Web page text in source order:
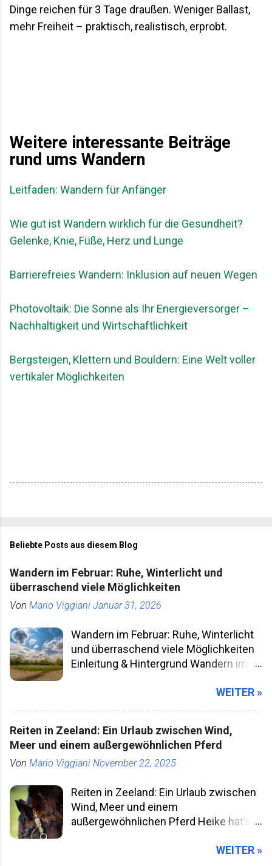
Dinge reichen für 3 Tage draußen. Weniger Ballast,
mehr Freiheit – praktisch, realistisch, erprobt.
Weitere interessante Beiträge
rund ums Wandern
Leitfaden: Wandern für Anfänger
Wie gut ist Wandern wirklich für die Gesundheit?
Gelenke, Knie, Füße, Herz und Lunge
Barrierefreies Wandern: Inklusion auf neuen Wegen
Photovoltaik: Die Sonne als Ihr Energieversorger –
Nachhaltigkeit und Wirtschaftlichkeit
Bergsteigen, Klettern und Bouldern: Eine Welt voller
vertikaler Möglichkeiten
Beliebte Posts aus diesem Blog
Wandern im Februar: Ruhe, Winterlicht und
überraschend viele Möglichkeiten
Von Mario Viggiani Januar 31, 2026
Wandern im Februar: Ruhe, Winterlicht
und überraschend viele Möglichkeiten
Einleitung & Hintergrund Wandern im
Fingern, kurzen Tagen und Wegen, die
Wander­monate überhaupt. Die Natur ist
stiller, die Wege leerer, und wer bereit
ist, sich ein wenig anzupassen,
kaum noch existiert: Raum. Raum zum
Gehen, Denken, Beobachten. Historisch
war das Wandern in Mitteleuropa lange
Sommer galten als die „richtigen“
WEITER »
Reiten in Zeeland: Ein Urlaub zwischen Wind,
Meer und einem außergewöhnlichen Pferd
Von Mario Viggiani November 22, 2025
Reiten in Zeeland: Ein Urlaub zwischen
Wind, Meer und einem
außergewöhnlichen Pferd Heike hat’s
Meer verbracht – sie hat ihn mit Kiyan
WEITER »